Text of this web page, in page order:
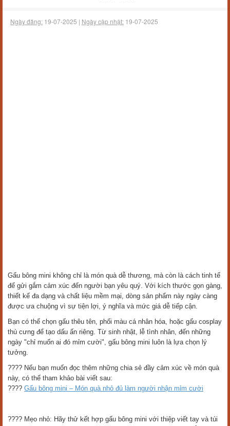
Ngày đăng: 19-07-2025 | Ngày cập nhật: 19-07-2025
Gấu bông mini không chỉ là món quà dễ thương, mà còn là cách tinh tế
để gửi gắm cảm xúc đến người bạn yêu quý. Với kích thước gọn gàng,
thiết kế đa dạng và chất liệu mềm mại, dòng sản phẩm này ngày càng
được ưa chuộng vì sự tiện lợi, ý nghĩa và mức giá dễ tiếp cận.
Bạn có thể chọn gấu thêu tên, phối màu cá nhân hóa, hoặc gấu cosplay
thú cưng để tạo dấu ấn riêng. Từ sinh nhật, lễ tình nhân, đến những
ngày "chỉ muốn ai đó mỉm cười", gấu bông mini luôn là lựa chọn lý
tưởng.
???? Nếu bạn muốn đọc thêm những chia sẻ đầy cảm xúc về món quà
này, có thể tham khảo bài viết sau:
???? Gấu bông mini – Món quà nhỏ đủ làm người nhận mỉm cười
???? Mẹo nhỏ: Hãy thử kết hợp gấu bông mini với thiệp viết tay và túi